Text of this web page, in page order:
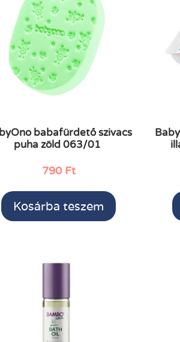
babafürdető szivacs
puha zöld 063/01
790 Ft
Kosárba teszem